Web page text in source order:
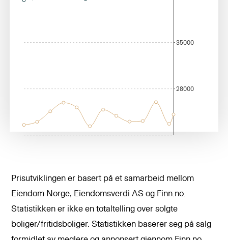
28000
35000
Prisutviklingen er basert på et samarbeid mellom
Eiendom Norge, Eiendomsverdi AS og Finn.no.
Statistikken er ikke en totaltelling over solgte
boliger/fritidsboliger. Statistikken baserer seg på salg